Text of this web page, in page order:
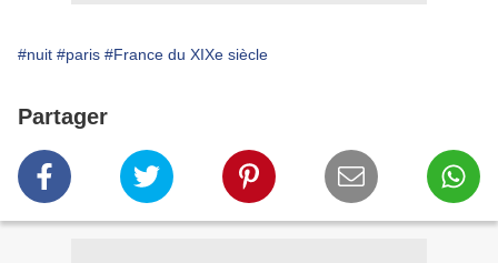
#nuit #paris #France du XIXe siècle
Partager